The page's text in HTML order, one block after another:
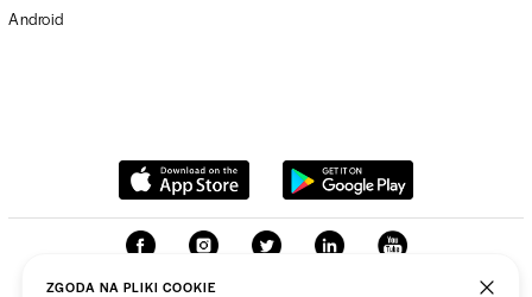
Android
ZGODA NA PLIKI COOKIE